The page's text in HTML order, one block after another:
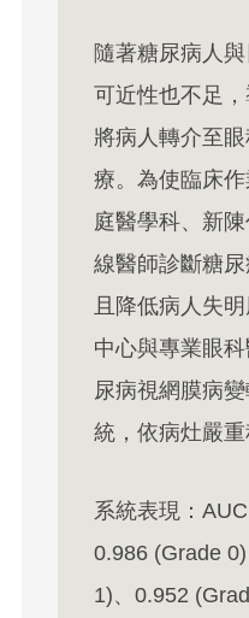
隨著糖尿病人
可近性也不足
將病人轉介至
療。為使臨床
庭醫學科、新
線醫師診斷糖
且降低病人失
中心與專業眼
尿病視網膜病
統，依病灶嚴重
系統表現：
0.986 (Grade
1)、0.952